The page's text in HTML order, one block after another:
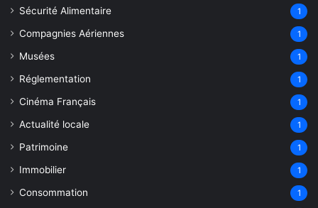
Sécurité Alimentaire 1
Compagnies Aériennes 1
Musées 1
Réglementation 1
Cinéma Français 1
Actualité locale 1
Patrimoine 1
Immobilier 1
Consommation 1